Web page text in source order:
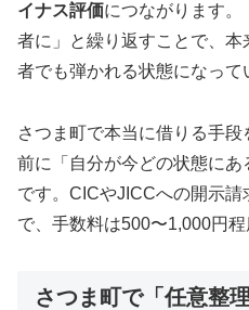
イナス評価につながります。
者に」と繰り返すことで、
者でも弾かれる状態になって
さつま町で本当に借りる手
前に「自分が今どの状態に
です。CICやJICCへの開示
で、手数料は500〜1,000円程
さつま町で「任意整